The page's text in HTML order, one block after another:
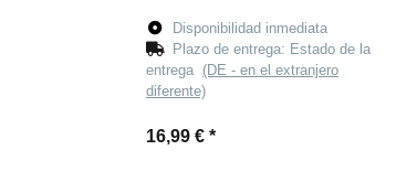
Disponibilidad inmediata
Plazo de entrega: Estado de la
entrega (DE - en el extranjero
diferente)
16,99 € *